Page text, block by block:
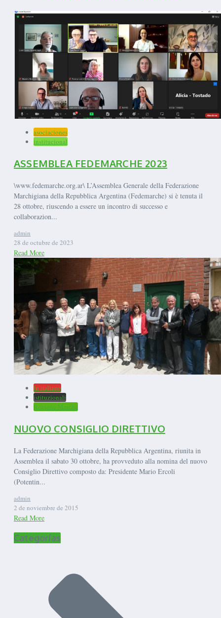
asociaciones
institucional
ASSEMBLEA FEDEMARCHE 2023
\www.fedemarche.org.ar\ L’Assemblea Generale della Federazione
Marchigiana della Repubblica Argentina (Fedemarche) si è tenuta il
28 ottobre, riuscendo a essere un incontro di successo e
collaborazion...
admin
28 de octubre de 2023
Read More
In italiano
istituzionali
Regione Marche
NUOVO CONSIGLIO DIRETTIVO
La Federazione Marchigiana della Repubblica Argentina, riunita in
Assemblea il sabato 30 ottobre, ha provveduto alla nomina del nuovo
Consiglio Direttivo composto da: Presidente Mario Ercoli
(Potentin...
admin
2 de noviembre de 2015
Read More
Categorías